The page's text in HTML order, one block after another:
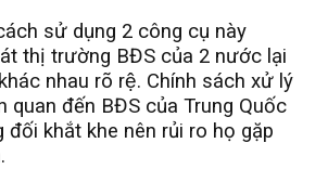
sử dụng 2 công cụ này
thị trường BĐS của 2 nước lại
nhau rõ rệ. Chính sách xử lý
quan đến BĐS của Trung Quốc
đối khắt khe nên rủi ro họ gặp